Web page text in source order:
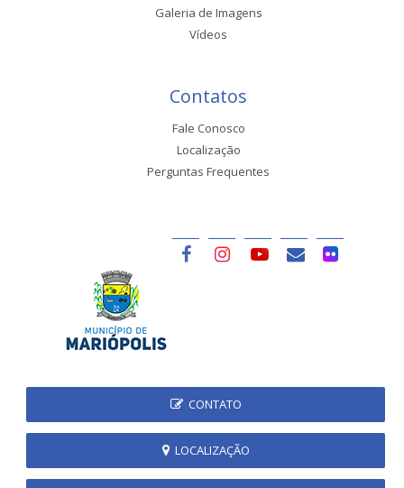
Galeria de Imagens
Vídeos
Contatos
Fale Conosco
Localização
Perguntas Frequentes
CONTATO
LOCALIZAÇÃO